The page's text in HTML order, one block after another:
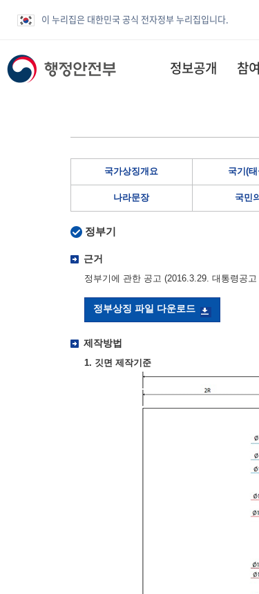
이 누리집은 대한민국 공식 전자정부 누리집입니다.
정보공개 참
국가상징개요 국기(
나라문장 국민
정부기
근거
정부기에 관한 공고 (2016.3.29. 대통령공고
정부상징 파일 다운로드
제작방법
1. 깃면 제작기준